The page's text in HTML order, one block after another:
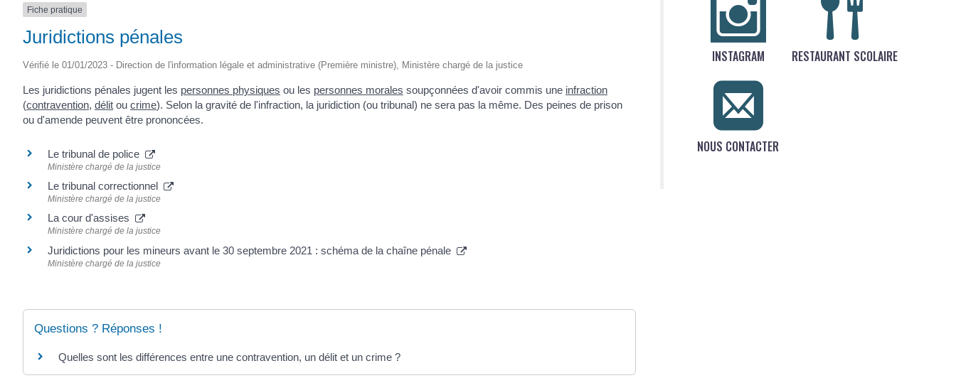
Fiche pratique
Juridictions pénales
Vérifié le 01/01/2023 - Direction de l'information légale et administrative (Première ministre), Ministère chargé de la justice
Les juridictions pénales jugent les personnes physiques ou les personnes morales soupçonnées d'avoir commis une infraction
(contravention, délit ou crime). Selon la gravité de l'infraction, la juridiction (ou tribunal) ne sera pas la même. Des peines de prison
ou d'amende peuvent être prononcées.
Le tribunal de police
Ministère chargé de la justice
Le tribunal correctionnel
Ministère chargé de la justice
La cour d'assises
Ministère chargé de la justice
Juridictions pour les mineurs avant le 30 septembre 2021 : schéma de la chaîne pénale
Ministère chargé de la justice
Questions ? Réponses !
Quelles sont les différences entre une contravention, un délit et un crime ?
INSTAGRAM RESTAURANT SCOLAIRE
NOUS CONTACTER